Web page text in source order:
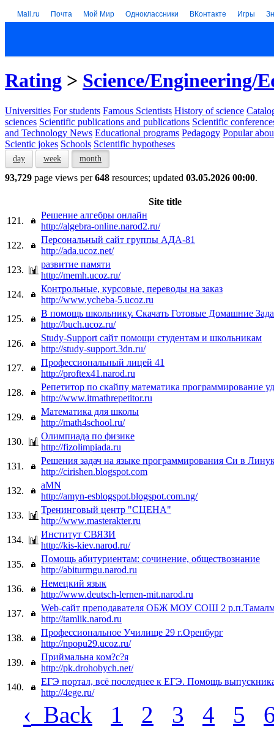
Mail.ru Почта Мой Мир Одноклассники ВКонтакте Игры
Rating > Science/Engineering/
Universities For students Famous Scientists History of science
sciences Scientific publications and publications Scientific
and Technology News Educational programs Pedagogy Popular
Scientic jokes Schools Scientific hypotheses
day week month
93,729 page views per648 resources; updated 03.05.2026 00:00.
Site title
121.
Решение алгебры онлайн
http://algebra-online.narod2.ru/
122.
Персональный сайт группы АДА-81
http://ada.ucoz.net/
123.
развитие памяти
http://memh.ucoz.ru/
124.
Контрольные, курсовые, переводы на заказ
http://www.ycheba-5.ucoz.ru
125.
В помощь школьнику. Скачать Готовые Домашние
http://buch.ucoz.ru/
126.
Study-Support сайт помощи студентам и школьникам
http://study-support.3dn.ru/
127.
Профессиональный лицей 41
http://proftex41.narod.ru
128.
Репетитор по скайпу математика программирование
http://www.itmathrepetitor.ru
129.
Математика для школы
http://math4school.ru/
130.
Олимпиада по физике
http://fizolimpiada.ru
131.
Решения задач на языке программирования Си в
http://cirishen.blogspot.com
132.
aMN
http://amyn-esblogspot.blogspot.com.ng/
133.
Тренинговый центр "СЦЕНА"
http://www.masterakter.ru
134.
Институт СВЯЗИ
http://kis-kiev.narod.ru/
135.
Помощь абитуриентам: сочинение, обществознание
http://abiturmgu.narod.ru
136.
Немецкий язык
http://www.deutsch-lernen-mit.narod.ru
137.
Web-сайт преподавателя ОБЖ МОУ СОШ 2
http://tamlik.narod.ru
138.
Профессиональное Училище 29 г.Оренбург
http://npopu29.ucoz.ru/
139.
Приймальна ком?с?я
http://pk.drohobych.net/
140.
ЕГЭ портал, всё последнее к ЕГЭ. Помощь
http://4ege.ru/
‹ Back 1 2 3 4 5